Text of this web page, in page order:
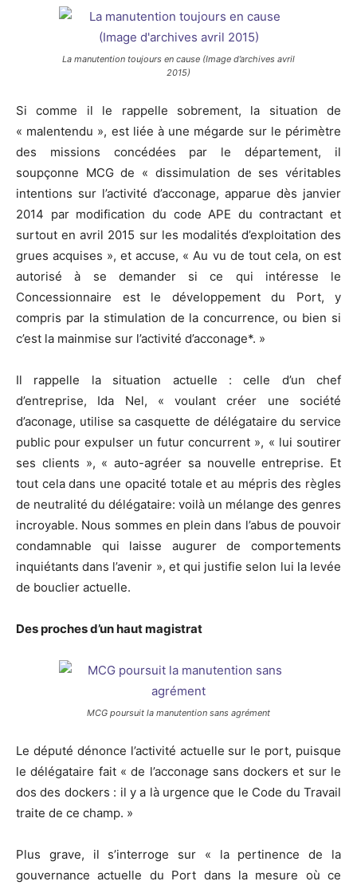
La manutention toujours en cause (Image d’archives avril
2015)
Si comme il le rappelle sobrement, la situation de
« malentendu », est liée à une mégarde sur le périmètre
des missions concédées par le département, il
soupçonne MCG de « dissimulation de ses véritables
intentions sur l’activité d’acconage, apparue dès janvier
2014 par modification du code APE du contractant et
surtout en avril 2015 sur les modalités d’exploitation des
grues acquises », et accuse, « Au vu de tout cela, on est
autorisé à se demander si ce qui intéresse le
Concessionnaire est le développement du Port, y
compris par la stimulation de la concurrence, ou bien si
c’est la mainmise sur l’activité d’acconage*. »
Il rappelle la situation actuelle : celle d’un chef
d’entreprise, Ida Nel, « voulant créer une société
d’aconage, utilise sa casquette de délégataire du service
public pour expulser un futur concurrent », « lui soutirer
ses clients », « auto-agréer sa nouvelle entreprise. Et
tout cela dans une opacité totale et au mépris des règles
de neutralité du délégataire: voilà un mélange des genres
incroyable. Nous sommes en plein dans l’abus de pouvoir
condamnable qui laisse augurer de comportements
inquiétants dans l’avenir », et qui justifie selon lui la levée
de bouclier actuelle.
Des proches d’un haut magistrat
MCG poursuit la manutention sans agrément
Le député dénonce l’activité actuelle sur le port, puisque
le délégataire fait « de l’acconage sans dockers et sur le
dos des dockers : il y a là urgence que le Code du Travail
traite de ce champ. »
Plus grave, il s’interroge sur « la pertinence de la
gouvernance actuelle du Port dans la mesure où ce